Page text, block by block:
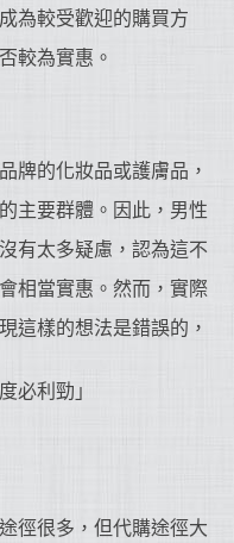
為較受歡迎的購買方
較為實惠。
牌的化妝品或護膚品，
主要群體。因此，男性
有太多疑慮，認為這不
相當實惠。然而，實際
這樣的想法是錯誤的，
徑很多，但代購途徑大